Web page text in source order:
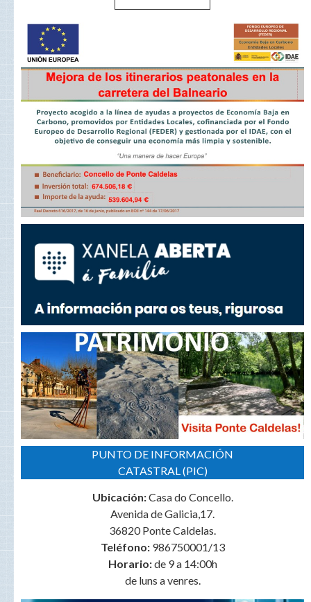
PUNTO DE INFORMACIÓN
CATASTRAL (PIC)
Ubicación:Casa do Concello.
Avenida de Galicia,17.
36820 Ponte Caldelas.
Teléfono:986750001/13
Horario:de 9 a 14:00h
de luns a venres.